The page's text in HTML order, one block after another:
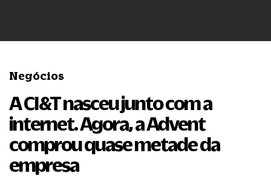
Negócios
A CI&T nasceu junto com a
internet. Agora, a Advent
comprou quase metade da
empresa